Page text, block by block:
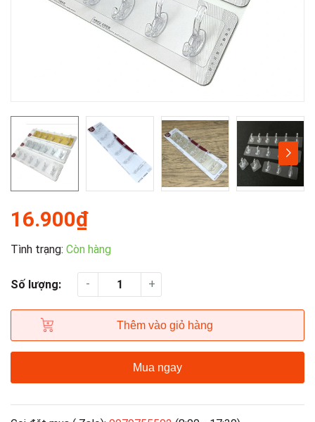
16.900₫
Tình trạng: Còn hàng
Số lượng: - +
Thêm vào giỏ hàng
Mua ngay